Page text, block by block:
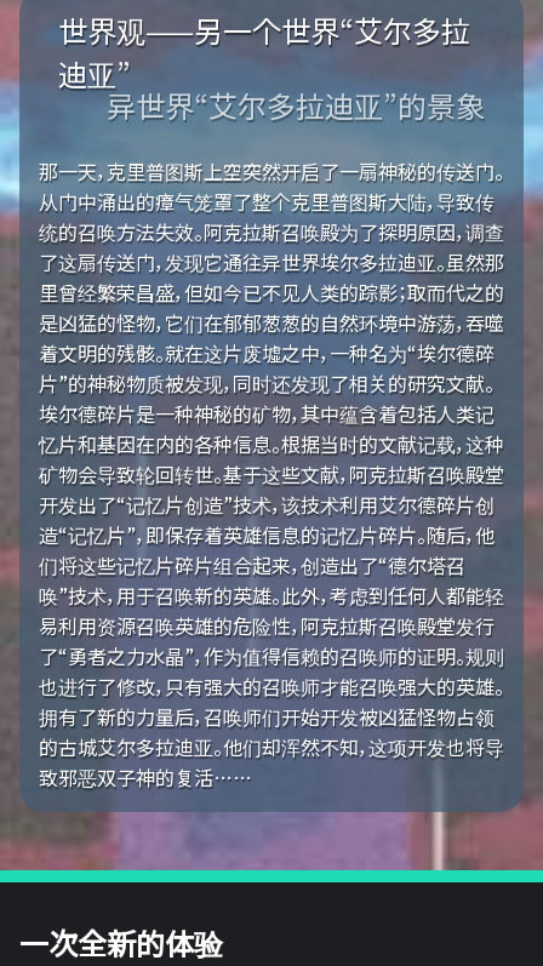
世界观——另一个世界“艾尔多拉
迪亚”
异世界“艾尔多拉迪亚”的景象
那一天，克里普图斯上空突然开启了一扇神秘的传送门。
从门中涌出的瘴气笼罩了整个克里普图斯大陆，导致传
统的召唤方法失效。阿克拉斯召唤殿为了探明原因，调查
了这扇传送门，发现它通往异世界埃尔多拉迪亚。虽然那
里曾经繁荣昌盛，但如今已不见人类的踪影；取而代之的
是凶猛的怪物，它们在郁郁葱葱的自然环境中游荡，吞噬
着文明的残骸。就在这片废墟之中，一种名为“埃尔德碎
片”的神秘物质被发现，同时还发现了相关的研究文献。
埃尔德碎片是一种神秘的矿物，其中蕴含着包括人类记
忆片和基因在内的各种信息。根据当时的文献记载，这种
矿物会导致轮回转世。基于这些文献，阿克拉斯召唤殿堂
开发出了“记忆片创造”技术，该技术利用艾尔德碎片创
造“记忆片”，即保存着英雄信息的记忆片碎片。随后，他
们将这些记忆片碎片组合起来，创造出了“德尔塔召
唤”技术，用于召唤新的英雄。此外，考虑到任何人都能轻
易利用资源召唤英雄的危险性，阿克拉斯召唤殿堂发行
了“勇者之力水晶”，作为值得信赖的召唤师的证明。规则
也进行了修改，只有强大的召唤师才能召唤强大的英雄。
拥有了新的力量后，召唤师们开始开发被凶猛怪物占领
的古城艾尔多拉迪亚。他们却浑然不知，这项开发也将导
致邪恶双子神的复活……
一次全新的体验